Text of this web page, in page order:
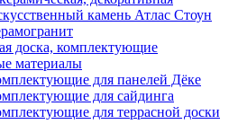
камень Атлас Стоун
доска, комплектующие
материалы
для панелей Дёке
для сайдинга
для террасной доски